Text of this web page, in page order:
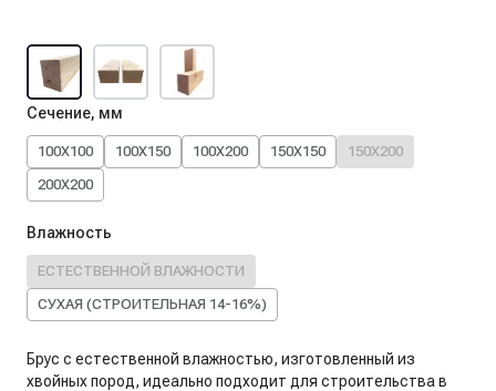
Сечение, мм
100X100 100X150 100X200 150X150
150X200
200X200
Влажность
ЕСТЕСТВЕННОЙ ВЛАЖНОСТИ
СУХАЯ (СТРОИТЕЛЬНАЯ 14-16%)
Брус с естественной влажностью, изготовленный из
хвойных пород, идеально подходит для строительства в